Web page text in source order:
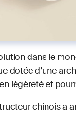
dans le
dotée d’une
légèreté et
chinois a